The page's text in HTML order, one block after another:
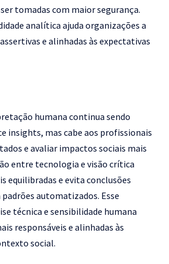
tomadas com maior segurança.
analítica ajuda organizações a
e alinhadas às expectativas
humana continua sendo
insights, mas cabe aos profissionais
e avaliar impactos sociais mais
entre tecnologia e visão crítica
equilibradas e evita conclusões
padrões automatizados. Esse
técnica e sensibilidade humana
responsáveis e alinhadas às
social.